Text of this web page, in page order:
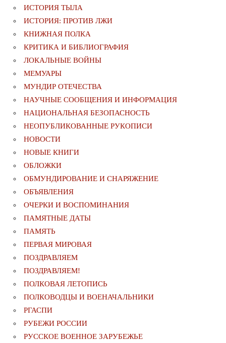
ИСТОРИЯ ТЫЛА
ИСТОРИЯ: ПРОТИВ ЛЖИ
КНИЖНАЯ ПОЛКА
КРИТИКА И БИБЛИОГРАФИЯ
ЛОКАЛЬНЫЕ ВОЙНЫ
МЕМУАРЫ
МУНДИР ОТЕЧЕСТВА
НАУЧНЫЕ СООБЩЕНИЯ И ИНФОРМАЦИЯ
НАЦИОНАЛЬНАЯ БЕЗОПАСНОСТЬ
НЕОПУБЛИКОВАННЫЕ РУКОПИСИ
НОВОСТИ
НОВЫЕ КНИГИ
ОБЛОЖКИ
ОБМУНДИРОВАНИЕ И СНАРЯЖЕНИЕ
ОБЪЯВЛЕНИЯ
ОЧЕРКИ И ВОСПОМИНАНИЯ
ПАМЯТНЫЕ ДАТЫ
ПАМЯТЬ
ПЕРВАЯ МИРОВАЯ
ПОЗДРАВЛЯЕМ
ПОЗДРАВЛЯЕМ!
ПОЛКОВАЯ ЛЕТОПИСЬ
ПОЛКОВОДЦЫ И ВОЕНАЧАЛЬНИКИ
РГАСПИ
РУБЕЖИ РОССИИ
РУССКОЕ ВОЕННОЕ ЗАРУБЕЖЬЕ